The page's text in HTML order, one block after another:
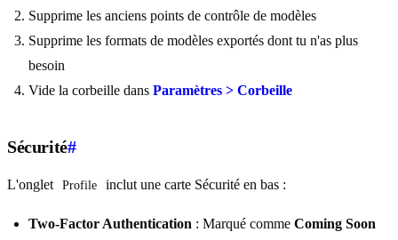
Supprime les anciens points de contrôle de modèles
Supprime les formats de modèles exportés dont tu n'as plus
besoin
Vide la corbeille dans Paramètres > Corbeille
Sécurité#
L'onglet Profile inclut une carte Sécurité en bas :
Two-Factor Authentication : Marqué comme Coming Soon